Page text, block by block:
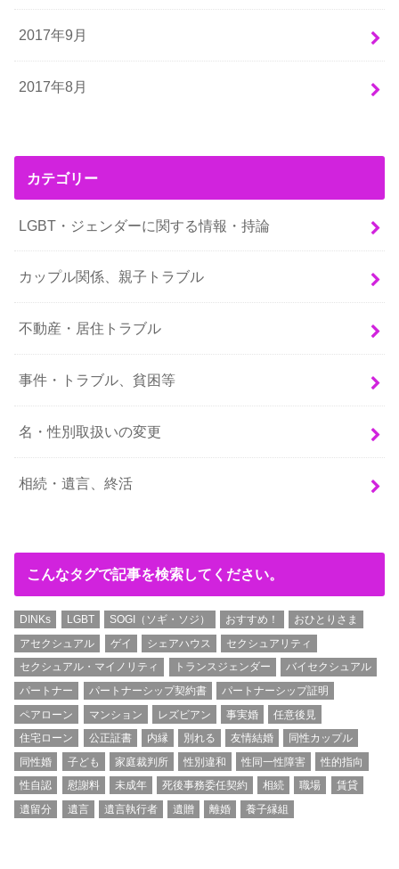
2017年9月
2017年8月
カテゴリー
LGBT・ジェンダーに関する情報・持論
カップル関係、親子トラブル
不動産・居住トラブル
事件・トラブル、貧困等
名・性別取扱いの変更
相続・遺言、終活
こんなタグで記事を検索してください。
DINKs LGBT SOGI（ソギ・ソジ） おすすめ！
おひとりさま
アセクシュアル
ゲイ シェアハウス
セクシュアリティ
セクシュアル・マイノリティ
トランスジェンダー
バイセクシュアル
パートナー
パートナーシップ契約書
パートナーシップ証明
ペアローン
マンション レズビアン 事実婚
任意後見
住宅ローン
公正証書 内縁 別れる 友情結婚
同性カップル
同性婚
子ども 家庭裁判所 性別違和 性同一性障害
性的指向
性自認
慰謝料 未成年 死後事務委任契約 相続 職場
賃貸
遺留分
遺言 遺言執行者 遺贈 離婚 養子縁組